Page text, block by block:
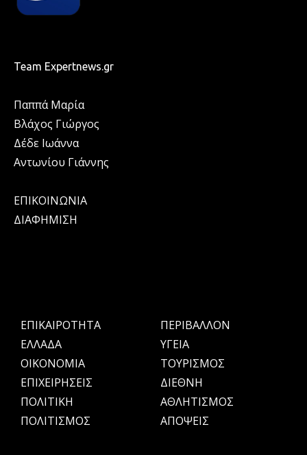
Team Expertnews.gr
Παππά Μαρία
Βλάχος Γιώργος
Δέδε Ιωάννα
Αντωνίου Γιάννης
ΕΠΙΚΟΙΝΩΝΙΑ
ΔΙΑΦΗΜΙΣΗ
ΕΠΙΚΑΙΡΟΤΗΤΑ
ΕΛΛΑΔΑ
OIKONOMIA
ΕΠΙΧΕΙΡΗΣΕΙΣ
ΠΟΛΙΤΙΚΗ
ΠΟΛΙΤΙΣΜΟΣ
ΠΕΡΙΒΑΛΛΟΝ
ΥΓΕΙΑ
ΤΟΥΡΙΣΜΟΣ
ΔΙΕΘΝΗ
ΑΘΛΗΤΙΣΜΟΣ
ΑΠΟΨΕΙΣ